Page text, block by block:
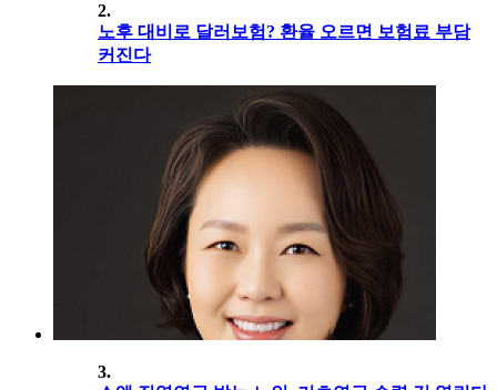
2.
노후 대비로 달러보험? 환율 오르면 보험료 부담
커진다
3.